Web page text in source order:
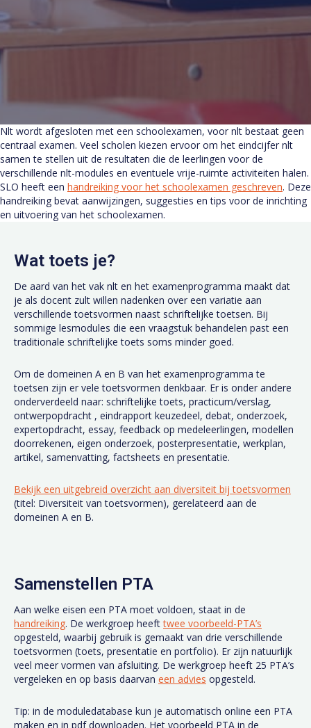
Nlt wordt afgesloten met een schoolexamen, voor nlt bestaat geen
centraal examen. Veel scholen kiezen ervoor om het eindcijfer nlt
samen te stellen uit de resultaten die de leerlingen voor de
verschillende nlt-modules en eventuele vrije-ruimte activiteiten halen.
SLO heeft een handreiking voor het schoolexamen geschreven. Deze
handreiking bevat aanwijzingen, suggesties en tips voor de inrichting
en uitvoering van het schoolexamen.
Wat toets je?
De aard van het vak nlt en het examenprogramma maakt dat
je als docent zult willen nadenken over een variatie aan
verschillende toetsvormen naast schriftelijke toetsen. Bij
sommige lesmodules die een vraagstuk behandelen past een
traditionale schriftelijke toets soms minder goed.
Om de domeinen A en B van het examenprogramma te
toetsen zijn er vele toetsvormen denkbaar. Er is onder andere
onderverdeeld naar: schriftelijke toets, practicum/verslag,
ontwerpopdracht , eindrapport keuzedeel, debat, onderzoek,
expertopdracht, essay, feedback op medeleerlingen, modellen
doorrekenen, eigen onderzoek, posterpresentatie, werkplan,
artikel, samenvatting, factsheets en presentatie.
Bekijk een uitgebreid overzicht aan diversiteit bij toetsvormen
(titel: Diversiteit van toetsvormen), gerelateerd aan de
domeinen A en B.
Samenstellen PTA
Aan welke eisen een PTA moet voldoen, staat in de
handreiking. De werkgroep heefttwee voorbeeld-PTA’s
opgesteld, waarbij gebruik is gemaakt van drie verschillende
toetsvormen (toets, presentatie en portfolio). Er zijn natuurlijk
veel meer vormen van afsluiting. De werkgroep heeft 25 PTA’s
vergeleken en op basis daarvan een advies opgesteld.
Tip: in de moduledatabase kun je automatisch online een PTA
maken en in pdf downloaden. Het voorbeeld PTA in de